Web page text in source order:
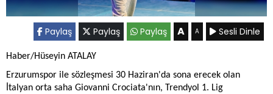
Paylaş Paylaş Paylaş A A Sesli Dinle
Haber/Hüseyin ATALAY
Erzurumspor ile sözleşmesi 30 Haziran'da sona erecek olan
İtalyan orta saha Giovanni Crociata'nın, Trendyol 1. Lig